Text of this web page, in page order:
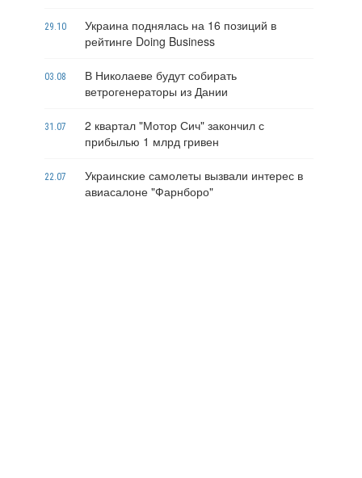
29.10
Украина поднялась на 16 позиций в
рейтинге Doing Business
03.08
В Николаеве будут собирать
ветрогенераторы из Дании
31.07
2 квартал "Мотор Сич" закончил с
прибылью 1 млрд гривен
22.07
Украинские самолеты вызвали интерес в
авиасалоне "Фарнборо"